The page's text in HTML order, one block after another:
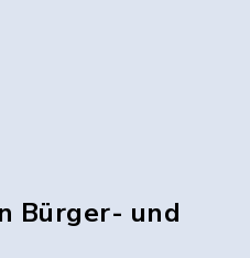
Bürger- und